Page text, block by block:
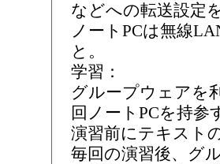
などへの転送設定
ノートPCは無線
と。
学習：
グループウェアを
回ノートPCを持参
演習前にテキスト
毎回の演習後、グ